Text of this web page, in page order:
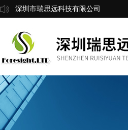
深圳市瑞思远科技有限公司